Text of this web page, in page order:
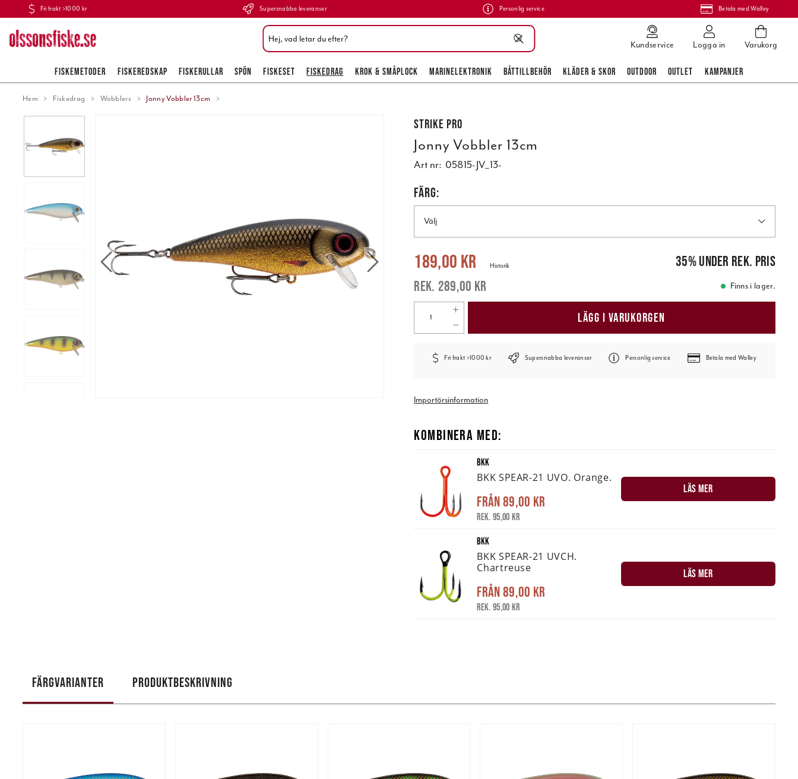
Fri frakt >1000 kr Supersnabba leveranser Personlig service Betala med Walley
Kundservice Logga in Varukorg
FISKEMETODER FISKEREDSKAP FISKERULLAR SPÖN FISKESET FISKEDRAG KROK & SMÅPLOCK MARINELEKTRONIK BÅTTILLBEHÖR KLÄDER & SKOR OUTDOOR OUTLET KAMPANJER
Hem Fiskedrag Wobblers Jonny Vobbler 13cm
Strike Pro
Jonny Vobbler 13cm
Art nr: 05815-JV_13-
FÄRG:
Välj
Nuvarande pris:189,00 kr
189,00 kr
289,00 kr
Historik 35%under rek. pris
Finns i lager.
LÄGG I VARUKORGEN
Fri frakt >1000 kr Supersnabba leveranser Personlig service Betala med Walley
Importörsinformation
KOMBINERA MED:
BKK
BKK SPEAR-21 UVO. Orange.
Från89,00 kr
Rek. 95,00 kr
LÄS MER
BKK
BKK SPEAR-21 UVCH.
Chartreuse
Från89,00 kr
Rek. 95,00 kr
LÄS MER
FÄRGVARIANTER PRODUKTBESKRIVNING